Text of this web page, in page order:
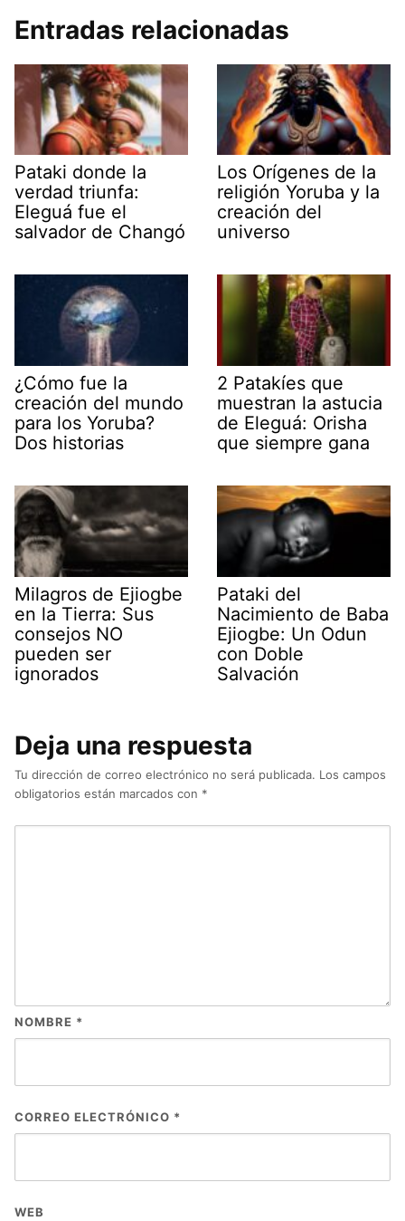
Entradas relacionadas
Pataki donde la
verdad triunfa:
Eleguá fue el
salvador de Changó
Los Orígenes de la
religión Yoruba y la
creación del
universo
¿Cómo fue la
creación del mundo
para los Yoruba?
Dos historias
2 Patakíes que
muestran la astucia
de Eleguá: Orisha
que siempre gana
Milagros de Ejiogbe
en la Tierra: Sus
consejos NO
pueden ser
ignorados
Pataki del
Nacimiento de Baba
Ejiogbe: Un Odun
con Doble
Salvación
Deja una respuesta
Tu dirección de correo electrónico no será publicada. Los campos
obligatorios están marcados con *
NOMBRE *
CORREO ELECTRÓNICO *
WEB